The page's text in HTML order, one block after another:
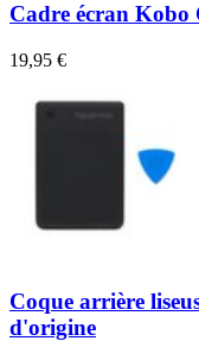
Cadre écran Kobo
19,95 €
Coque arrière
d'origine